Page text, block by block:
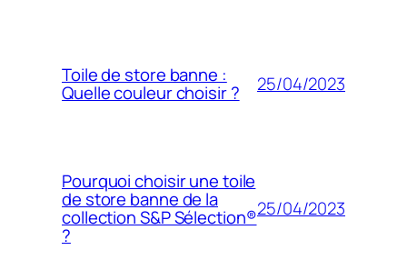
Toile de store banne :
Quelle couleur choisir ? 25/04/2023
Pourquoi choisir une toile
de store banne de la
collection S&P Sélection®
?
25/04/2023